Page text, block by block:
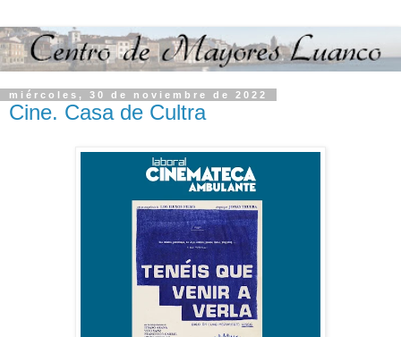
miércoles, 30 de noviembre de 2022
Cine. Casa de Cultra